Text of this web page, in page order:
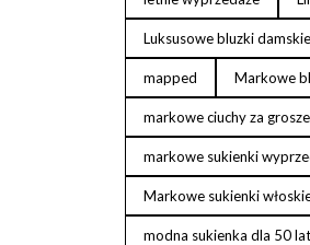
Luksusowe bluzki damskie
mapped Markowe
markowe ciuchy za grosze
markowe sukienki
Markowe sukienki
modna sukienka dla 50